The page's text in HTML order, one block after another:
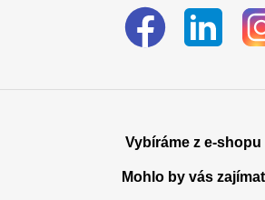
Vybíráme z e-shopu
Mohlo by vás zajímat